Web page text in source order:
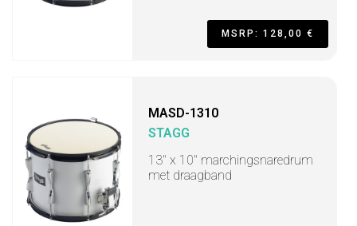
MSRP: 128,00 €
MASD-1310
STAGG
13" x 10" marchingsnaredrum
met draagband